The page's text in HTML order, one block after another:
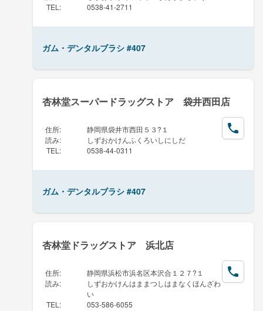
TEL : 0538-41-2711
ガム・デンタルブラシ #407
杏林堂スーパードラッグストア 袋井西田店
住所:
静岡県袋井市西田５３?１
読み:
しずおかけんふくろいしにしだ
TEL : 0538-44-0311
ガム・デンタルブラシ #407
杏林堂ドラッグストア 浜北店
住所:
静岡県浜松市浜名区本沢合１２７?１
読み:
しずおかけんはままつしはまなくほんざわ
い
TEL : 053-586-6055